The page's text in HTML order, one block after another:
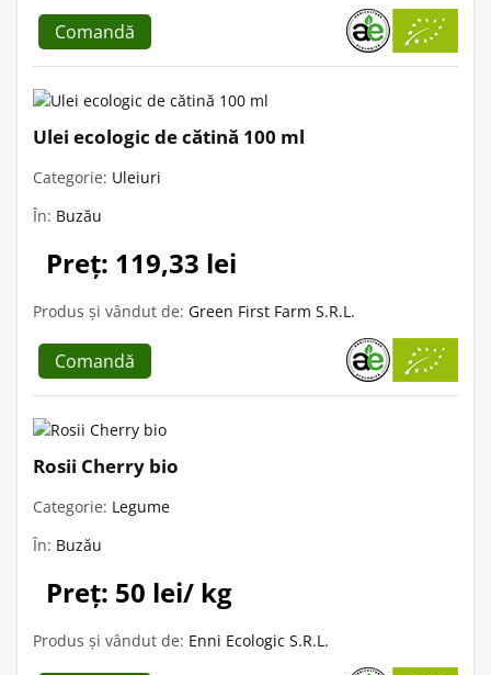
Comandă
Ulei ecologic de cătină 100 ml
Categorie: Uleiuri
În: Buzău
Preț: 119,33 lei
Produs și vândut de: Green First Farm S.R.L.
Comandă
Rosii Cherry bio
Categorie: Legume
În: Buzău
Preț: 50 lei/ kg
Produs și vândut de: Enni Ecologic S.R.L.